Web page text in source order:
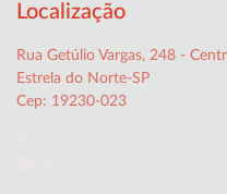
Localização
Rua Getúlio Vargas, 248 -
Estrela do Norte-SP
Cep: 19230-023